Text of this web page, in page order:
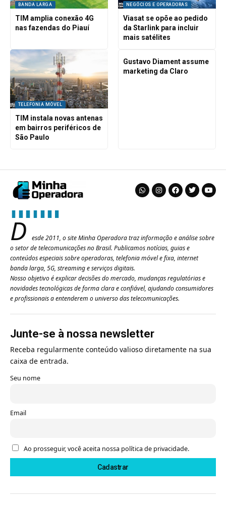
BANDA LARGA
TIM amplia conexão 4G
nas fazendas do Piauí
NEGÓCIOS E OPERADORAS
Viasat se opõe ao pedido
da Starlink para incluir
mais satélites
TELEFONIA MÓVEL
TIM instala novas antenas
em bairros periféricos de
São Paulo
Gustavo Diament assume
marketing da Claro
D
esde 2011, o site Minha Operadora traz informação e análise sobre
o setor de telecomunicações no Brasil. Publicamos notícias, guias e
conteúdos especiais sobre operadoras, telefonia móvel e fixa, internet
banda larga, 5G, streaming e serviços digitais.
Nosso objetivo é explicar decisões do mercado, mudanças regulatórias e
novidades tecnológicas de forma clara e confiável, ajudando consumidores
e profissionais a entenderem o universo das telecomunicações.
Junte-se à nossa newsletter
Receba regularmente conteúdo valioso diretamente na sua
caixa de entrada.
Seu nome
Email
Ao prosseguir, você aceita nossa política de privacidade.